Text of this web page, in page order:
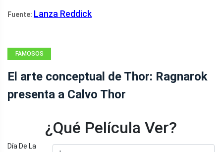
Fuente: Lanza Reddick
FAMOSOS
El arte conceptual de Thor: Ragnarok
presenta a Calvo Thor
¿Qué Película Ver?
Día De La